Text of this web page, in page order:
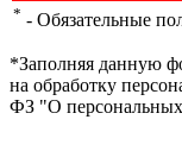
* - Обязательные
*Заполняя данную
на обработку
ФЗ "О